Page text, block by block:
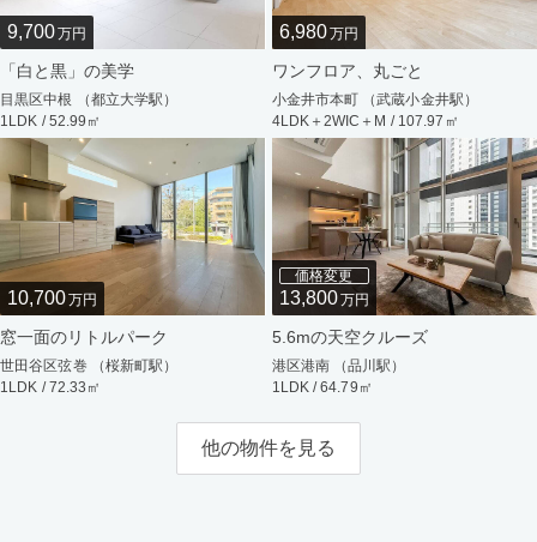
9,700万円
「白と黒」の美学
目黒区中根 （都立大学駅）
1LDK / 52.99㎡
6,980万円
ワンフロア、丸ごと
小金井市本町 （武蔵小金井駅）
4LDK＋2WIC＋M / 107.97㎡
10,700万円
窓一面のリトルパーク
世田谷区弦巻 （桜新町駅）
1LDK / 72.33㎡
価格変更
13,800万円
5.6mの天空クルーズ
港区港南 （品川駅）
1LDK / 64.79㎡
他の物件を見る